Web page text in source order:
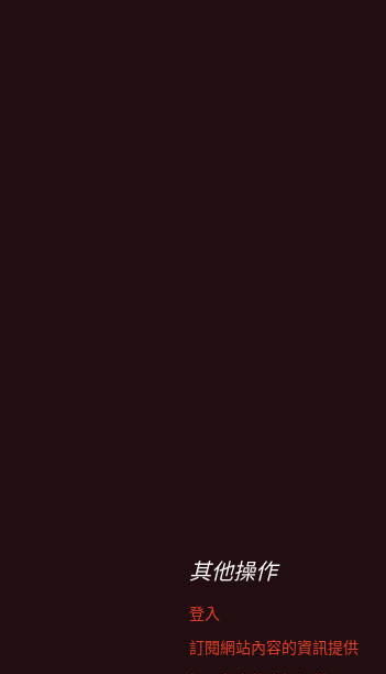
其他操作
登入
訂閱網站內容的資訊提供